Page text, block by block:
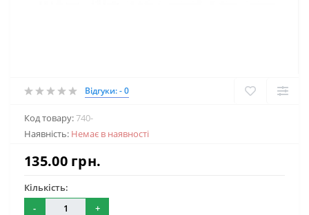
Відгуки: - 0
Код товару:740-
Наявність: Немає в наявності
135.00 грн.
Кількість:
-
+